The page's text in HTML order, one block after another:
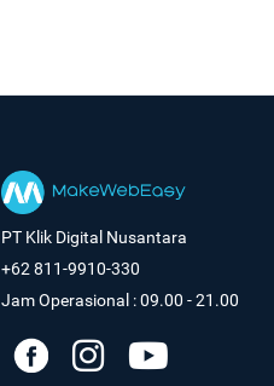
PT Klik Digital Nusantara
+62 811-9910-330
Jam Operasional : 09.00 - 21.00